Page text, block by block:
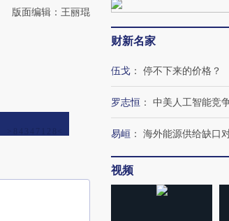
版面编辑：王丽琨
财新名家
伍戈 ： 停不下来的价格？
罗志恒 ： 中美人工智能竞
易峘 ： 海外能源供给缺口
视频